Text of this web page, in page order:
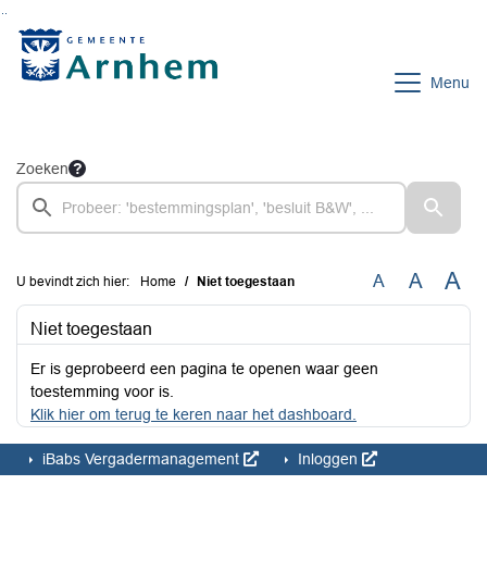
Menu
Zoeken
U bevindt zich hier: Home Niet toegestaan A A A
Niet toegestaan
Er is geprobeerd een pagina te openen waar geen
toestemming voor is.
Klik hier om terug te keren naar het dashboard.
iBabs Vergadermanagement Inloggen